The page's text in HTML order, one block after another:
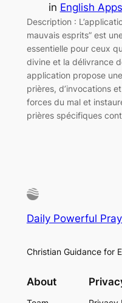
in English Apps
Description :
mauvais esprits” est
essentielle pour ceux
divine et la délivrance
application propose
prières, d’invocations
forces du mal et
prières spécifiques
Daily Powerful
Christian Guidance for
About